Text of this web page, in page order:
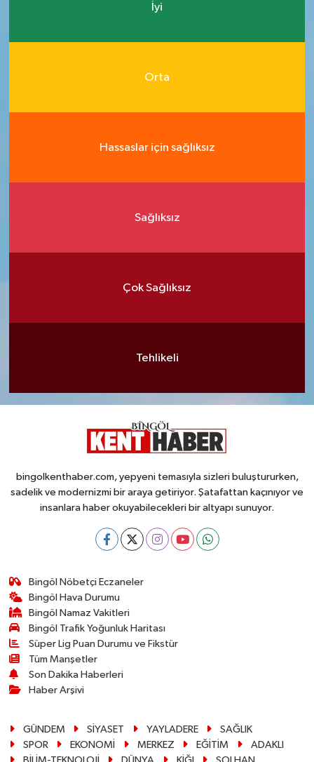
İyi
Orta
Hassaslar için sağlıksız
Sağlıksız
Çok Sağlıksız
Tehlikeli
bingolkenthaber.com, yepyeni temasıyla sizleri buluştururken,
sadelik ve modernizmi bir araya getiriyor. Şatafattan kaçınıyor ve
insanlara haber okuyabilecekleri bir altyapı sunuyor.
Bingöl Nöbetçi Eczaneler
Bingöl Hava Durumu
Bingöl Namaz Vakitleri
Bingöl Trafik Yoğunluk Haritası
Süper Lig Puan Durumu ve Fikstür
Tüm Manşetler
Son Dakika Haberleri
Haber Arşivi
GÜNDEM SİYASET YAYLADERE
SAĞLIK
SPOR
EKONOMİ MERKEZ EĞİTİM
ADAKLI